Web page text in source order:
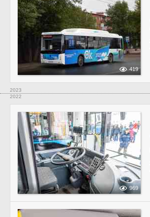
419
2023
2022
969